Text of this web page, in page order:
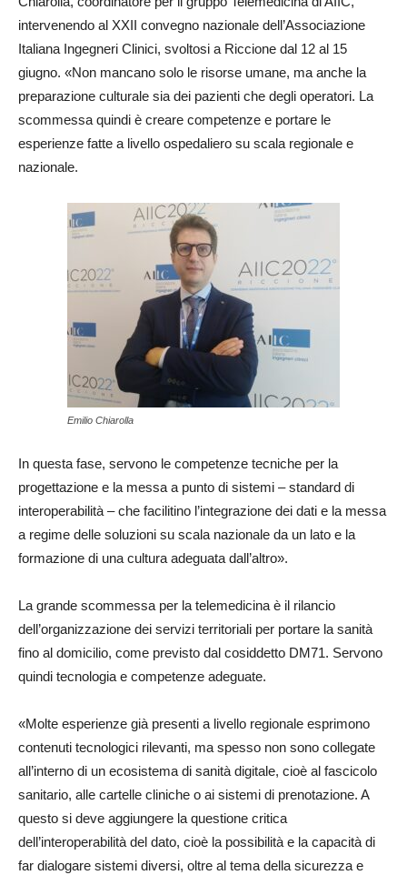
intervenendo al XXII convegno nazionale dell’Associazione
Italiana Ingegneri Clinici, svoltosi a Riccione dal 12 al 15
giugno. «Non mancano solo le risorse umane, ma anche la
preparazione culturale sia dei pazienti che degli operatori. La
scommessa quindi è creare competenze e portare le
esperienze fatte a livello ospedaliero su scala regionale e
nazionale.
Emilio Chiarolla
In questa fase, servono le competenze tecniche per la
progettazione e la messa a punto di sistemi – standard di
interoperabilità – che facilitino l’integrazione dei dati e la messa
a regime delle soluzioni su scala nazionale da un lato e la
formazione di una cultura adeguata dall’altro».
La grande scommessa per la telemedicina è il rilancio
dell’organizzazione dei servizi territoriali per portare la sanità
fino al domicilio, come previsto dal cosiddetto DM71. Servono
quindi tecnologia e competenze adeguate.
«Molte esperienze già presenti a livello regionale esprimono
contenuti tecnologici rilevanti, ma spesso non sono collegate
all’interno di un ecosistema di sanità digitale, cioè al fascicolo
sanitario, alle cartelle cliniche o ai sistemi di prenotazione. A
questo si deve aggiungere la questione critica
dell’interoperabilità del dato, cioè la possibilità e la capacità di
far dialogare sistemi diversi, oltre al tema della sicurezza e